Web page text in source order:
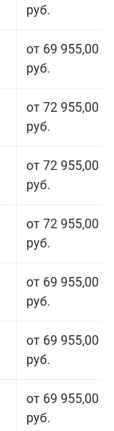
руб.
от 69 955,00
руб.
от 72 955,00
руб.
от 72 955,00
руб.
от 72 955,00
руб.
от 69 955,00
руб.
от 69 955,00
руб.
от 69 955,00
руб.